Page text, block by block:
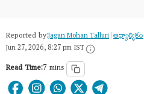
Reported by:Jagan Mohan Talluri|ఆధ్యాత్మికం
Jun 27, 2026, 8:27 pm IST
Read Time:7 mins